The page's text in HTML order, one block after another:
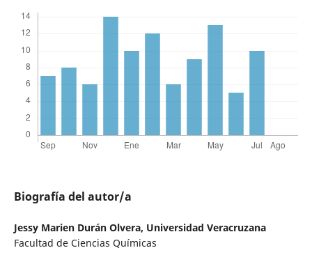
Biografía del autor/a
Jessy Marien Durán Olvera, Universidad Veracruzana
Facultad de Ciencias Químicas